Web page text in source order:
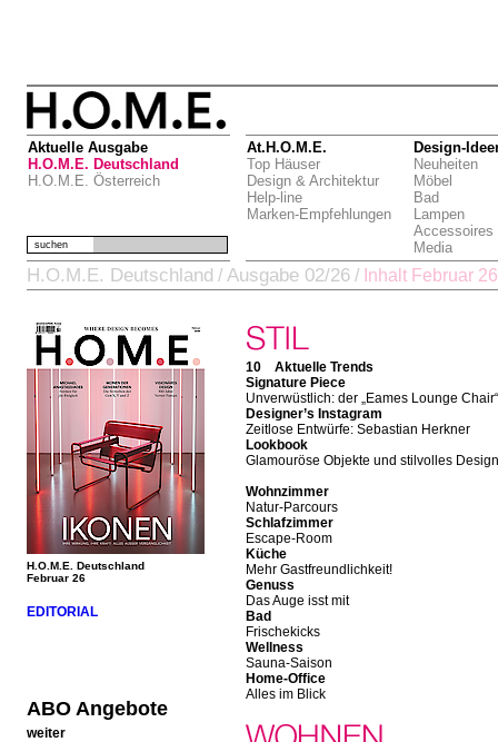
Aktuelle Ausgabe
H.O.M.E. Deutschland
H.O.M.E. Österreich
At.H.O.M.E.
Top Häuser
Design & Architektur
Help-line
Marken-Empfehlungen
Design-
Neuheiten
Möbel
Bad
Lampen
Accessoires
Media
suchen
H.O.M.E. Deutschland / Ausgabe 02/26 / Inhalt Februar 26
H.O.M.E. Deutschland
Februar 26
EDITORIAL
ABO Angebote
weiter
10 Aktuelle Trends
Signature Piece
Unverwüstlich: der „Eames Lounge
Designer’s Instagram
Zeitlose Entwürfe: Sebastian Herkner
Lookbook
Glamouröse Objekte und stilvolles Design
Wohnzimmer
Natur-Parcours
Schlafzimmer
Escape-Room
Küche
Mehr Gastfreundlichkeit!
Genuss
Das Auge isst mit
Bad
Frischekicks
Wellness
Sauna-Saison
Home-Office
Alles im Blick